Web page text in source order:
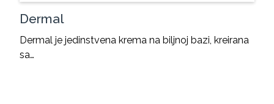
Dermal
Dermal je jedinstvena krema na biljnoj bazi, kreirana
sa…